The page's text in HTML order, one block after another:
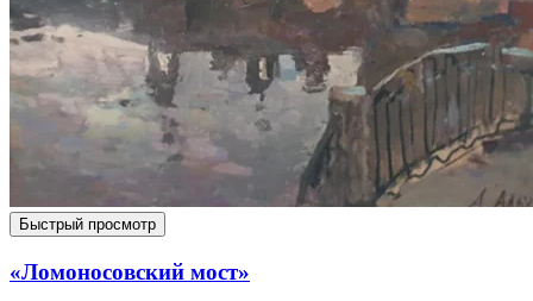
Быстрый просмотр
«Ломоносовский мост»